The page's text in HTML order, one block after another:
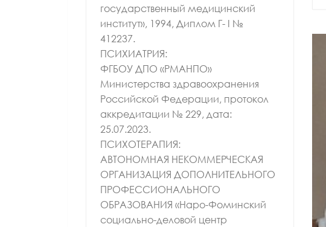
государственный медицинский
институт», 1994, Диплом Г- I №
412237.
ПСИХИАТРИЯ:
ФГБОУ ДПО «РМАНПО»
Министерства здравоохранения
Российской Федерации, протокол
аккредитации № 229, дата:
25.07.2023.
ПСИХОТЕРАПИЯ:
АВТОНОМНАЯ НЕКОММЕРЧЕСКАЯ
ОРГАНИЗАЦИЯ ДОПОЛНИТЕЛЬНОГО
ПРОФЕССИОНАЛЬНОГО
ОБРАЗОВАНИЯ «Наро-Фоминский
социально-деловой центр